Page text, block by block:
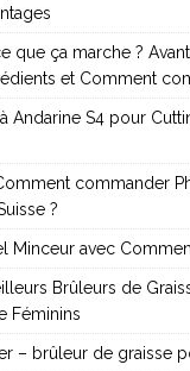
que ça marche ?
et Comment
Andarine S4 pour
commander
?
Minceur avec
Brûleurs de
Féminins
– brûleur de graisse